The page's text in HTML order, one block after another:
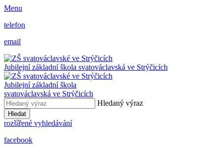
Menu
telefon
email
Jubilejní základní škola svatováclavská ve Strýčicích
Jubilejní základní škola
svatováclavská ve Strýčicích
Hledaný výraz
Hledat
rozšířené vyhledávání
facebook